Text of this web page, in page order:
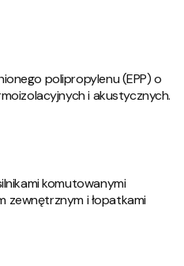
polipropylenu (EPP) o
i akustycznych.
komutowanymi
zewnętrznym i łopatkami